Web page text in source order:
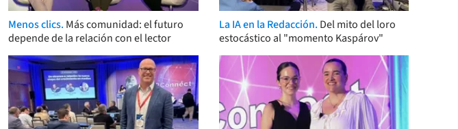
Menos clics. Más comunidad: el futuro
depende de la relación con el lector
La IA en la Redacción. Del mito del loro
estocástico al "momento Kaspárov"